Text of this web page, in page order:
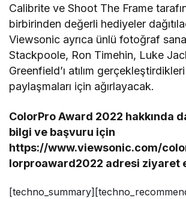
Calibrite ve Shoot The Frame
birbirinden değerli hediyeler
Viewsonic ayrıca ünlü fotoğraf
Stackpoole, Ron Timehin, Luke
Greenfield’ı atılım gerçekleştirdikleri
paylaşmaları için ağırlayacak.
ColorPro Award 2022 hakkında
bilgi ve başvuru için
https://www.viewsonic.com/
lorproaward2022 adresi ziyaret